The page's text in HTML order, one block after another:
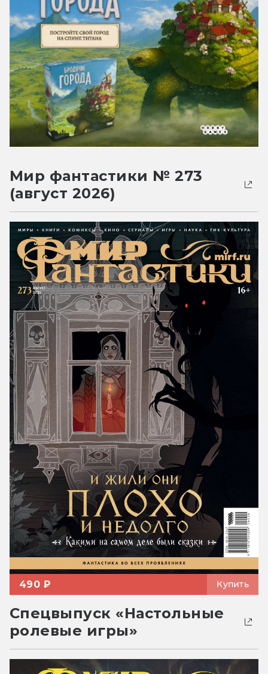
Мир фантастики № 273
(август 2026)
490 ₽ Купить
Спецвыпуск «Настольные
ролевые игры»